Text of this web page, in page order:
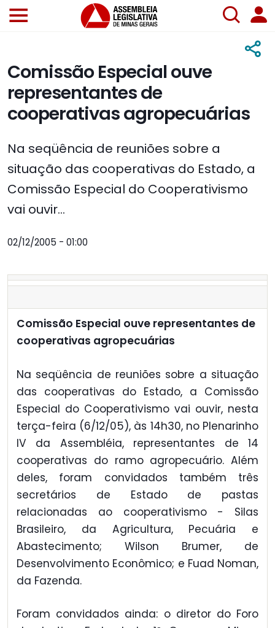
Comissão Especial ouve
representantes de
cooperativas agropecuárias
Na seqüência de reuniões sobre a
situação das cooperativas do Estado, a
Comissão Especial do Cooperativismo
vai ouvir...
02/12/2005 - 01:00
Comissão Especial ouve representantes de
cooperativas agropecuárias
Na seqüência de reuniões sobre a situação
das cooperativas do Estado, a Comissão
Especial do Cooperativismo vai ouvir, nesta
terça-feira (6/12/05), às 14h30, no Plenarinho
IV da Assembléia, representantes de 14
cooperativas do ramo agropecuário. Além
deles, foram convidados também três
secretários de Estado de pastas
relacionadas ao cooperativismo - Silas
Brasileiro, da Agricultura, Pecuária e
Abastecimento; Wilson Brumer, de
Desenvolvimento Econômico; e Fuad Noman,
da Fazenda.
Foram convidados ainda: o diretor do Foro